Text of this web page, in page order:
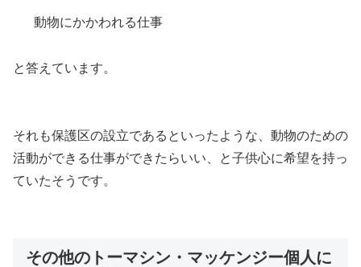
動物にかかわれる仕事
と答えています。
それも保護区の設立であるといったような、動物のための
活動ができる仕事ができたらいい、と子供心に希望を持っ
ていたそうです。
その他のトーマシン・マッケンジー個人に